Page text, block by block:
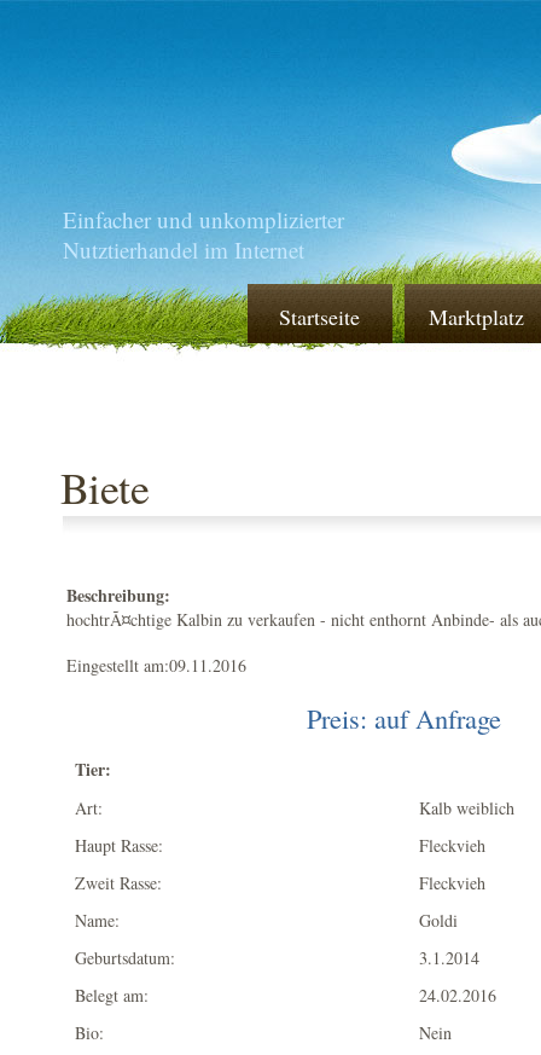
Einfacher und unkomplizierter
Nutztierhandel im Internet
Startseite Marktplatz
Biete
Beschreibung:
hochtrÃ¤chtige Kalbin zu verkaufen - nicht enthornt Anbinde- als
Eingestellt am:09.11.2016
Preis: auf Anfrage
Tier:
Art:
Kalb weiblich
Haupt Rasse:
Fleckvieh
Zweit Rasse:
Fleckvieh
Name:
Goldi
Geburtsdatum:
3.1.2014
Belegt am:
24.02.2016
Bio:
Nein